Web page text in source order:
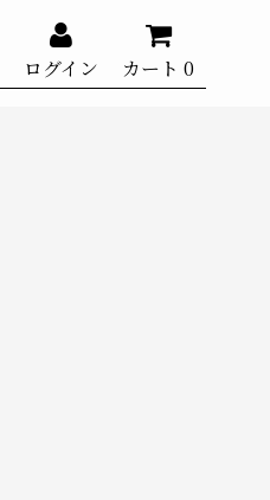
ログイン カート 0